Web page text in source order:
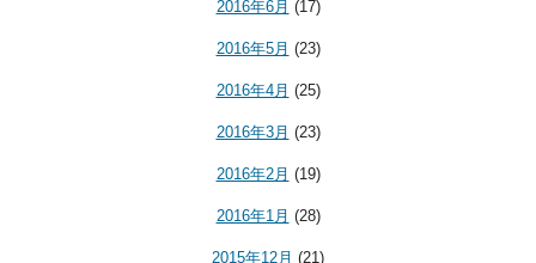
2016年6月 (17)
2016年5月 (23)
2016年4月 (25)
2016年3月 (23)
2016年2月 (19)
2016年1月 (28)
2015年12月 (21)